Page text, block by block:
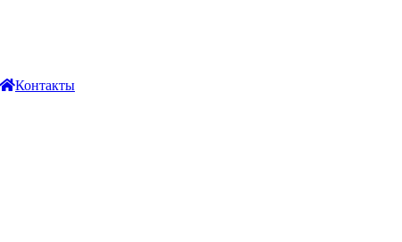
Контакты